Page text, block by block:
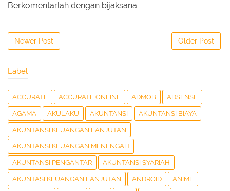
Berkomentarlah dengan bijaksana
Newer Post Older Post
Label
ACCURATE ACCURATE ONLINE ADMOB ADSENSE
AGAMA AKULAKU AKUNTANSI AKUNTANSI BIAYA
AKUNTANSI KEUANGAN LANJUTAN
AKUNTANSI KEUANGAN MENENGAH
AKUNTANSI PENGANTAR AKUNTANSI SYARIAH
AKUNTASI KEUANGAN LANJUTAN ANDROID ANIME